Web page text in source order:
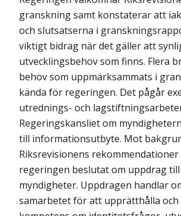
granskning samt konstaterar att
och slutsatserna i
viktigt bidrag när det gäller att
utvecklingsbehov som finns. Flera
behov som uppmärksammats i
kända för regeringen. Det pågår
utrednings- och
Regeringskansliet om
till informationsutbyte. Mot
Riksrevisionens
regeringen beslutat om uppdrag
myndigheter. Uppdragen handlar
samarbetet för att upprätthålla och